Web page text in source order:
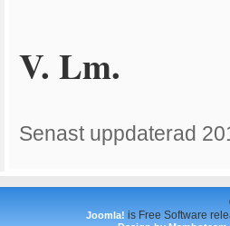
V. Lm.
Senast uppdaterad
Joomla! is Free Software